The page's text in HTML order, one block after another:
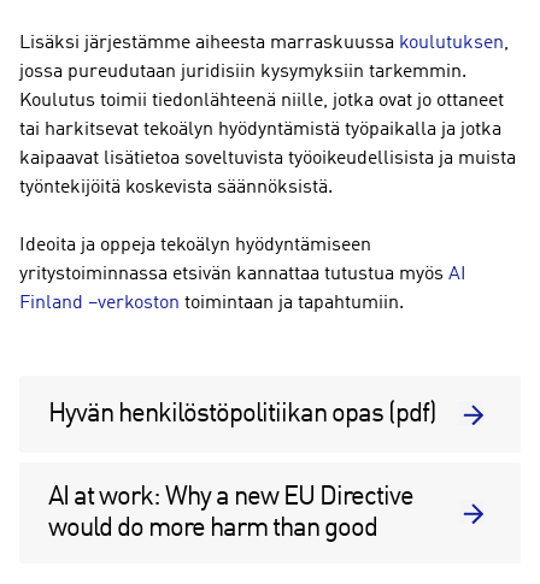
Lisäksi järjestämme aiheesta marraskuussa koulutuksen,
jossa pureudutaan juridisiin kysymyksiin tarkemmin.
Koulutus toimii tiedonlähteenä niille, jotka ovat jo ottaneet
tai harkitsevat tekoälyn hyödyntämistä työpaikalla ja jotka
kaipaavat lisätietoa soveltuvista työoikeudellisista ja muista
työntekijöitä koskevista säännöksistä.
Ideoita ja oppeja tekoälyn hyödyntämiseen
yritystoiminnassa etsivän kannattaa tutustua myös AI
Finland –verkoston toimintaan ja tapahtumiin.
Hyvän henkilöstöpolitiikan opas (pdf)
AI at work: Why a new EU Directive
would do more harm than good